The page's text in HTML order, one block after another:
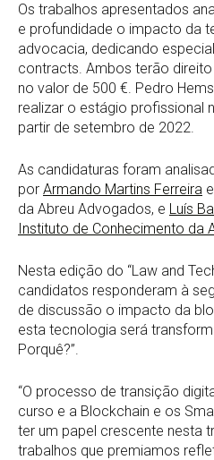
Os trabalhos apresentados
e profundidade o impacto da
advocacia, dedicando
contracts. Ambos terão
no valor de 500 €. Pedro
realizar o estágio profissional
partir de setembro de 2022.
As candidaturas foram
por Armando Martins Ferreira e
da Abreu Advogados, e Luís
Instituto de Conhecimento da
Nesta edição do “Law and
candidatos responderam à
de discussão o impacto da
esta tecnologia será
Porquê?”.
“O processo de transição
curso e a Blockchain e os
ter um papel crescente nesta
trabalhos que premiamos